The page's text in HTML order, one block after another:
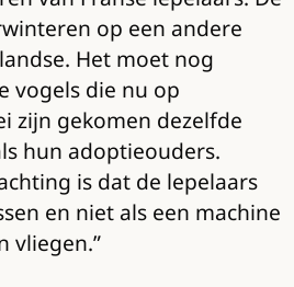
op een andere
Het moet nog
vogels die nu op
zijn gekomen dezelfde
hun adoptieouders.
is dat de lepelaars
en niet als een machine
vliegen.”